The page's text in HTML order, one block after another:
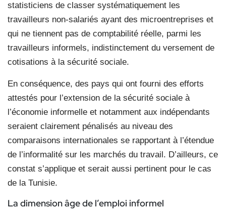
statisticiens de classer systématiquement les
travailleurs non-salariés ayant des microentreprises et
qui ne tiennent pas de comptabilité réelle, parmi les
travailleurs informels, indistinctement du versement de
cotisations à la sécurité sociale.
En conséquence, des pays qui ont fourni des efforts
attestés pour l’extension de la sécurité sociale à
l’économie informelle et notamment aux indépendants
seraient clairement pénalisés au niveau des
comparaisons internationales se rapportant à l’étendue
de l’informalité sur les marchés du travail. D’ailleurs, ce
constat s’applique et serait aussi pertinent pour le cas
de la Tunisie.
La dimension âgede l’emploi informel